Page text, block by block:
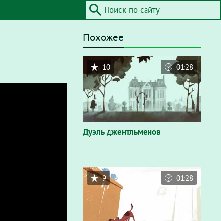
Похожее
Дуэль джентльменов
10 01:28
9 01:28